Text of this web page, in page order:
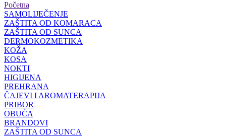
Početna
SAMOLIJEČENJE
ZAŠTITA OD KOMARACA
ZAŠTITA OD SUNCA
DERMOKOZMETIKA
KOŽA
KOSA
NOKTI
HIGIJENA
PREHRANA
ČAJEVI I AROMATERAPIJA
PRIBOR
OBUĆA
BRANDOVI
ZAŠTITA OD SUNCA